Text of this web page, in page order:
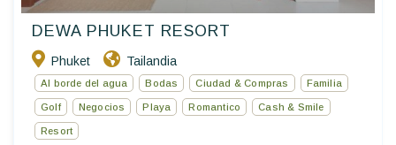
DEWA PHUKET RESORT
Phuket Tailandia
Al borde del agua Bodas Ciudad & Compras Familia
Golf Negocios Playa Romantico Cash & Smile
Resort